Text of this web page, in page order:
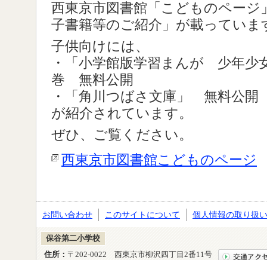
西東京市図書館「こどものページ
子書籍等のご紹介」が載っていま
子供向けには、
・「小学館版学習まんが 少年少
巻 無料公開
・「角川つばさ文庫」 無料公開
が紹介されています。
ぜひ、ご覧ください。
西東京市図書館こどものページ
お問い合わせ このサイトについて 個人情報の取り扱い
保谷第二小学校
住所： 〒202-0022 西東京市柳沢四丁目2番11号